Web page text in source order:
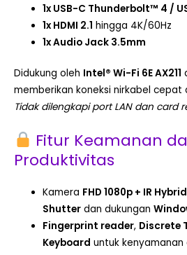
1x USB-C Thunderbolt™ 4 /
1x HDMI 2.1 hingga 4K/60Hz
1x Audio Jack 3.5mm
Didukung oleh Intel® Wi-Fi 6E AX211
memberikan koneksi nirkabel cepat
Tidak dilengkapi port LAN dan card
Fitur Keamanan
Produktivitas
Kamera FHD 1080p + IR Hybrid
Shutter dan dukungan
Fingerprint reader, Discrete
Keyboard untuk